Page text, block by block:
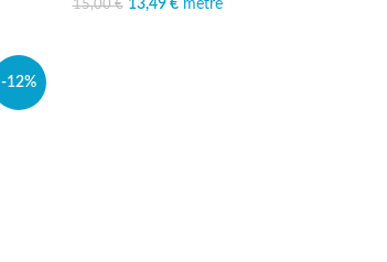
15,00€
Le prix initial était :
13,49 € Le prix actuel est :
mètre
-12%